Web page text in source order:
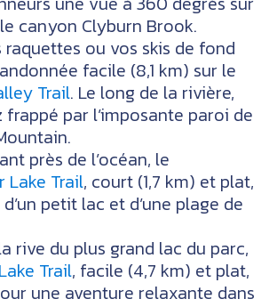
canyon Clyburn Brook.
raquettes ou vos skis de fond
facile (8,1 km) sur le
Trail. Le long de la rivière,
frappé par l’imposante paroi de
près de l’océan, le
Lake Trail, court (1,7 km) et plat,
petit lac et d’une plage de
rive du plus grand lac du parc,
Trail, facile (4,7 km) et plat,
une aventure relaxante dans